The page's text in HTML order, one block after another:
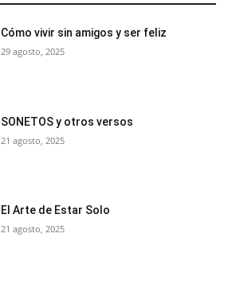
Cómo vivir sin amigos y ser feliz
29 agosto, 2025
SONETOS y otros versos
21 agosto, 2025
El Arte de Estar Solo
21 agosto, 2025